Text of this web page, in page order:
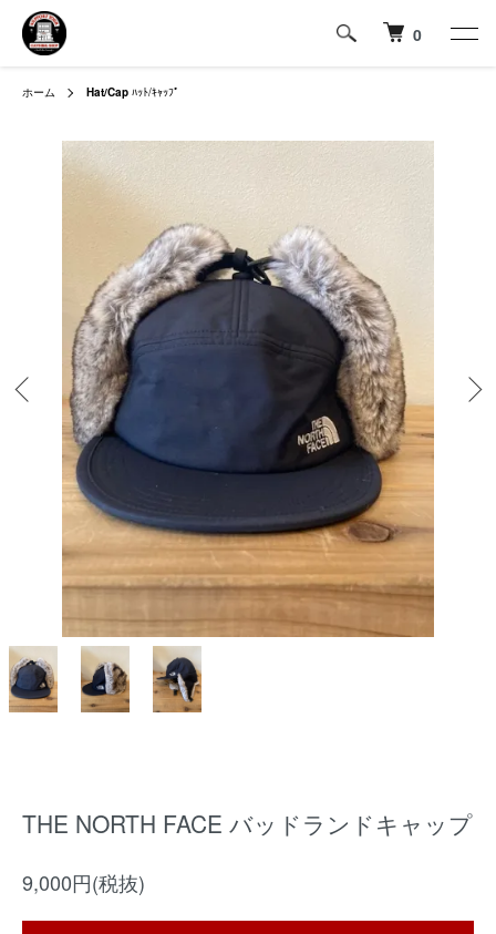
0
ホーム Hat/Cap ﾊｯﾄ/ｷｬｯﾌﾟ
THE NORTH FACE バッドランドキャップ
9,000円(税抜)